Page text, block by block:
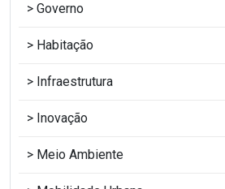
Governo
Habitação
Infraestrutura
Inovação
Meio Ambiente